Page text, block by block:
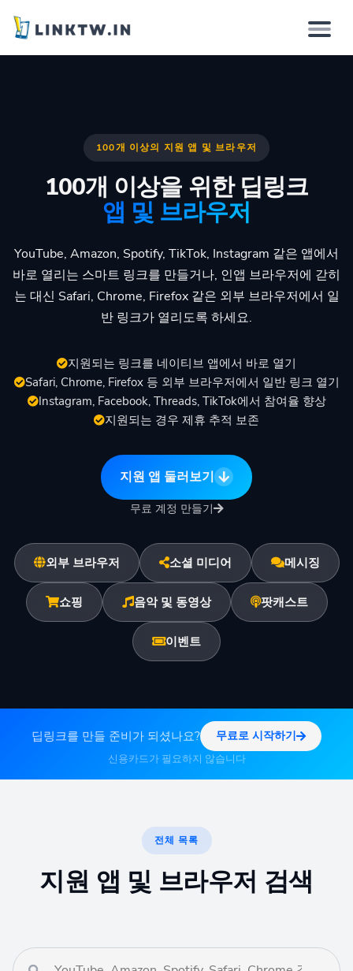
작동 방식
요금제
시작하기
🇰🇷 한국어
100개 이상의 지원 앱 및 브라우저
100개 이상을 위한 딥링크
앱 및 브라우저
YouTube, Amazon, Spotify, TikTok, Instagram 같은 앱에서
바로 열리는 스마트 링크를 만들거나, 인앱 브라우저에 갇히
는 대신 Safari, Chrome, Firefox 같은 외부 브라우저에서 일
반 링크가 열리도록 하세요.
지원되는 링크를 네이티브 앱에서 바로 열기
Safari, Chrome, Firefox 등 외부 브라우저에서 일반 링크 열기
Instagram, Facebook, Threads, TikTok에서 참여율 향상
지원되는 경우 제휴 추적 보존
지원 앱 둘러보기
무료 계정 만들기
외부 브라우저 소셜 미디어 메시징
쇼핑 음악 및 동영상 팟캐스트
이벤트
딥링크를 만들 준비가 되셨나요? 무료로 시작하기
신용카드가 필요하지 않습니다
전체 목록
지원 앱 및 브라우저 검색